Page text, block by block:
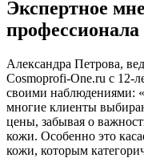
Экспертное
профессионала
Александра Петрова,
Cosmoprofi-One.ru с 12-
своими наблюдениями:
многие клиенты
цены, забывая о
кожи. Особенно это
кожи, которым